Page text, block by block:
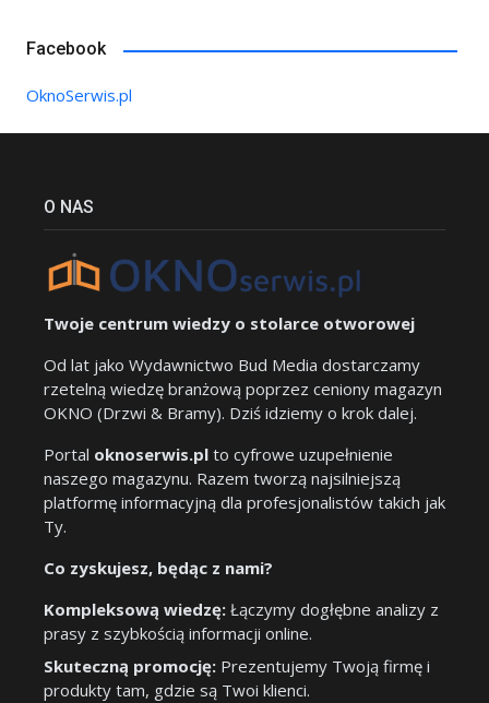
Facebook
OknoSerwis.pl
O NAS
Twoje centrum wiedzy o stolarce otworowej
Od lat jako Wydawnictwo Bud Media dostarczamy
rzetelną wiedzę branżową poprzez ceniony magazyn
OKNO (Drzwi & Bramy). Dziś idziemy o krok dalej.
Portal oknoserwis.pl to cyfrowe uzupełnienie
naszego magazynu. Razem tworzą najsilniejszą
platformę informacyjną dla profesjonalistów takich jak
Ty.
Co zyskujesz, będąc z nami?
Kompleksową wiedzę: Łączymy dogłębne analizy z
prasy z szybkością informacji online.
Skuteczną promocję: Prezentujemy Twoją firmę i
produkty tam, gdzie są Twoi klienci.